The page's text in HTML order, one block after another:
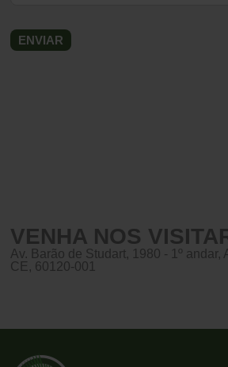
VENHA NOS
Av. Barão de Studart, 1980 - 1º andar,
CE, 60120-001